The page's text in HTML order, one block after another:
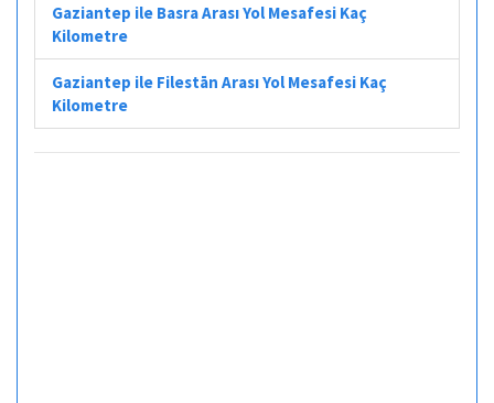
Gaziantep ile Basra Arası Yol Mesafesi Kaç
Kilometre
Gaziantep ile Filestān Arası Yol Mesafesi Kaç
Kilometre